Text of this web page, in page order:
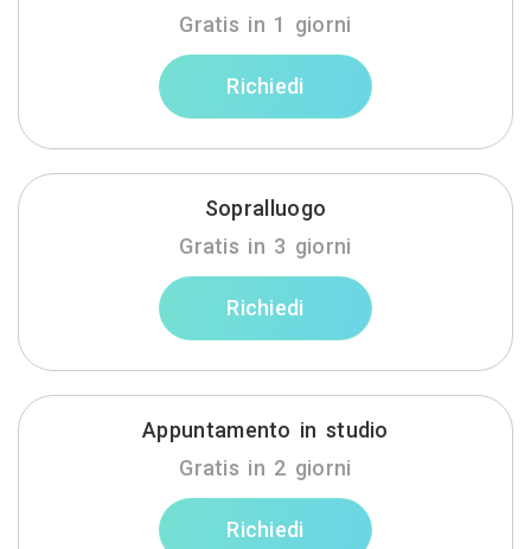
Gratis in 1 giorni
Richiedi
Sopralluogo
Gratis in 3 giorni
Richiedi
Appuntamento in studio
Gratis in 2 giorni
Richiedi